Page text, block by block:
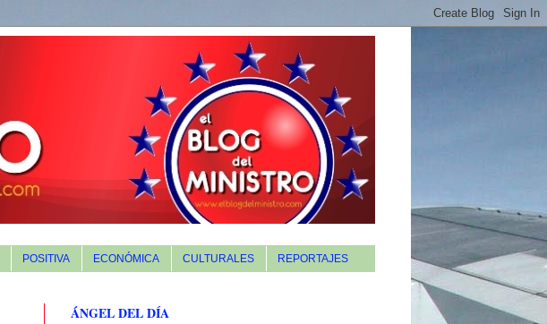
POSITIVA ECONÓMICA CULTURALES REPORTAJES
ÁNGEL DEL DÍA